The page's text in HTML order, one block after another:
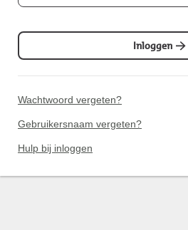
Inloggen
Wachtwoord vergeten?
Gebruikersnaam vergeten?
Hulp bij inloggen